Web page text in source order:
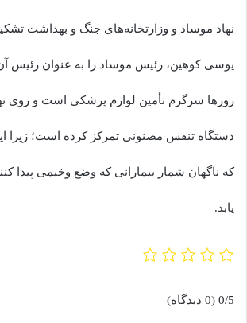
نهاد موساد و وزارتخانه‌های جنگ و بهداشت
یوسی کوهین، رئیس موساد را به عنوان رئیس
روز‌ها سرگرم تأمین لوازم پزشکی است و روی
دستگاه تنفس مصنونی تمرکز کرده است؛ زیرا
که ناگهان شمار بیمارانی که وضع وخیمی پیدا
یابد.
0/5 (0 دیدگاه)